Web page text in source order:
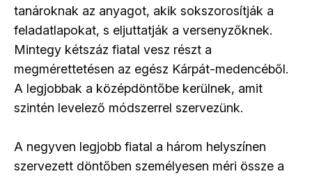
tanároknak az anyagot, akik sokszorosítják a
feladatlapokat, s eljuttatják a versenyzőknek.
Mintegy kétszáz fiatal vesz részt a
megmérettetésen az egész Kárpát-medencéből.
A legjobbak a középdöntőbe kerülnek, amit
szintén levelező módszerrel szervezünk.
A negyven legjobb fiatal a három helyszínen
szervezett döntőben személyesen méri össze a